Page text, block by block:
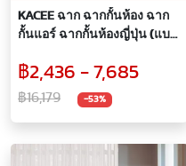
KACEE ฉาก ฉากกั้นห้อง ฉาก
กั้นแอร์ ฉากกั้นห้องญี่ปุ่น (แบบ
WD11-902 (Valcano) กระจก
ลายใบเมเปิ้ล (พรีออเดอร์ 7
฿2,436 - 7,685
฿16,179 -53%